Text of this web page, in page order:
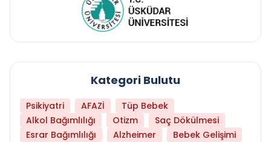
Kategori Bulutu
Psikiyatri AFAZİ
Tüp Bebek
Alkol Bağımlılığı
Otizm
Saç Dökülmesi
Esrar Bağımlılığı
Alzheimer
Bebek Gelişimi